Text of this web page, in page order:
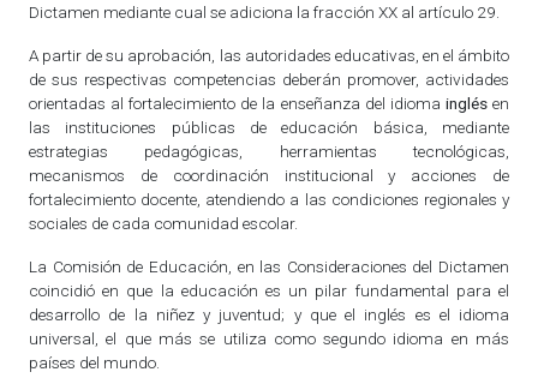
Dictamen mediante cual se adiciona la fracción XX al artículo 29.
A partir de su aprobación, las autoridades educativas, en el ámbito
de sus respectivas competencias deberán promover, actividades
orientadas al fortalecimiento de la enseñanza del idioma inglésen
las instituciones públicas de educación básica, mediante
estrategias pedagógicas, herramientas tecnológicas,
mecanismos de coordinación institucional y acciones de
fortalecimiento docente, atendiendo a las condiciones regionales y
sociales de cada comunidad escolar.
La Comisión de Educación, en las Consideraciones del Dictamen
coincidió en que la educación es un pilar fundamental para el
desarrollo de la niñez y juventud; y que el inglés es el idioma
universal, el que más se utiliza como segundo idioma en más
países del mundo.